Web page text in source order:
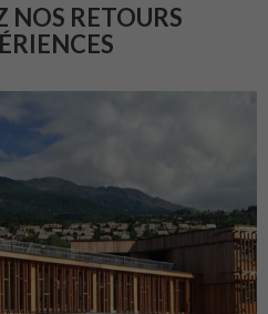
NOS RETOURS